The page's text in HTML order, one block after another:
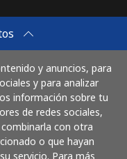
y anuncios, para
y para analizar
información sobre tu
de redes sociales,
con otra
o que hayan
servicio. Para más